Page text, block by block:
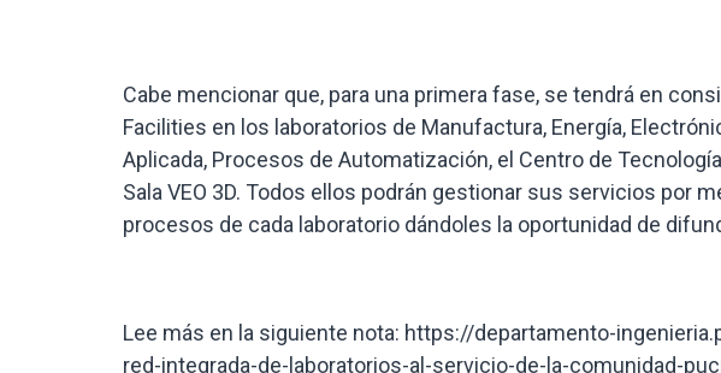
Cabe mencionar que, para una primera fase, se tendrá en
Facilities en los laboratorios de Manufactura, Energía,
Aplicada, Procesos de Automatización, el Centro de
Sala VEO 3D. Todos ellos podrán gestionar sus servicios por
procesos de cada laboratorio dándoles la oportunidad de
Lee más en la siguiente nota: https://departamento-
red-integrada-de-laboratorios-al-servicio-de-la-comunidad-